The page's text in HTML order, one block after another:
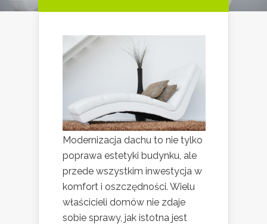
Modernizacja dachu to nie tylko
poprawa estetyki budynku, ale
przede wszystkim inwestycja w
komfort i oszczędności. Wielu
właścicieli domów nie zdaje
sobie sprawy, jak istotna jest